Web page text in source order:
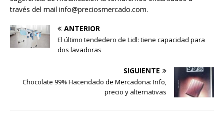
través del mail info@preciosmercado.com.
ANTERIOR
El último tendedero de Lidl: tiene capacidad para
dos lavadoras
SIGUIENTE
Chocolate 99% Hacendado de Mercadona: Info,
precio y alternativas